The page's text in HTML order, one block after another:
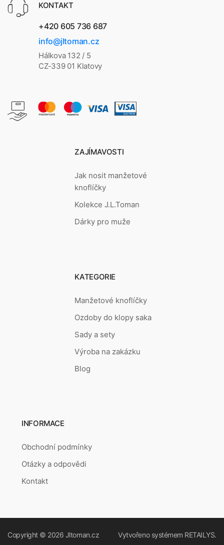
KONTAKT
+420 605 736 687
info@jltoman.cz
Hálkova 132 / 5
CZ-339 01 Klatovy
ZAJÍMAVOSTI
Jak nosit manžetové
knoflíčky
Kolekce J.L.Toman
Dárky pro muže
KATEGORIE
Manžetové knoflíčky
Ozdoby do klopy saka
Sady a sety
Výroba na zakázku
Blog
INFORMACE
Obchodní podmínky
Otázky a odpovědi
Kontakt
Copyright © 2026 Jltoman.cz Vytvořeno systémem RETAILYS.